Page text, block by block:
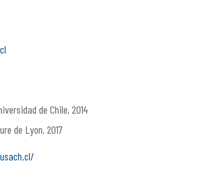
de Chile, 2014
de Lyon, 2017